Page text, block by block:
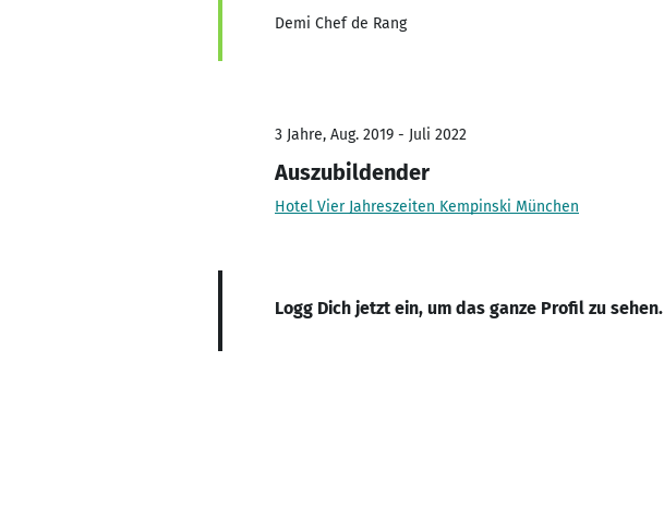
Demi Chef de Rang
3 Jahre, Aug. 2019 - Juli 2022
Auszubildender
Hotel Vier Jahreszeiten Kempinski München
Logg Dich jetzt ein, um das ganze Profil zu sehen.